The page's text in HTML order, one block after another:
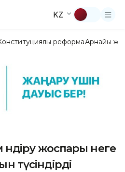
KZ
реформаАрнайы
жоспары неге
түсіндірді